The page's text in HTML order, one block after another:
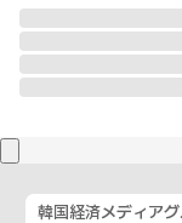
韓国経済メディア